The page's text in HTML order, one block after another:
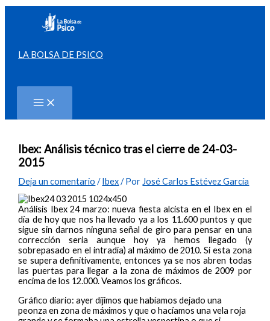
contenido
LA BOLSA DE PSICO
Ibex: Análisis técnico tras el cierre de 24-03-
2015
Deja un comentario /Ibex/ Por José Carlos Estévez García
Análisis Ibex 24 marzo: nueva fiesta alcista en el Ibex en el
día de hoy que nos ha llevado ya a los 11.600 puntos y que
sigue sin darnos ninguna señal de giro para pensar en una
corrección seria aunque hoy ya hemos llegado (y
sobrepasado en el intradía) al máximo de 2010. Si esta zona
se supera definitivamente, entonces ya se nos abren todas
las puertas para llegar a la zona de máximos de 2009 por
encima de los 12.000. Veamos los gráficos.
Gráfico diario: ayer dijimos que habíamos dejado una
peonza en zona de máximos y que o hacíamos una vela roja